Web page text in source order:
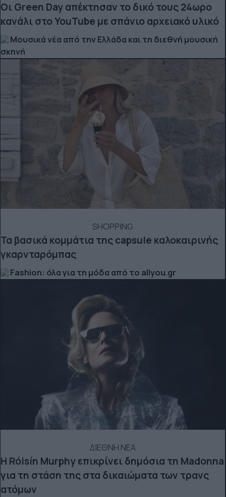
Οι Green Day απέκτησαν το δικό τους 24ωρο
κανάλι στο YouTube με σπάνιο αρχειακό υλικό
Μουσικά νέα από την Ελλάδα και τη διεθνή μουσική
σκηνή
SHOPPING
Τα βασικά κομμάτια της capsule καλοκαιρινής
γκαρνταρόμπας
Fashion: όλα για τη μόδα από το allyou.gr
ΔΙΕΘΝΗ ΝΕΑ
Η Róisín Murphy επικρίνει δημόσια τη Madonna
για τη στάση της στα δικαιώματα των τρανς
ατόμων